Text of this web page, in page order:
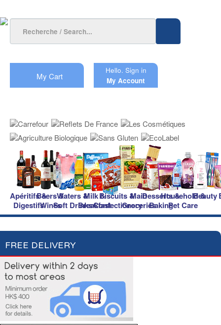
My Cart
Hello. Sign in
My Account
Apéritifs &
Digestifs
Beers &
Wines
Waters &
Soft Drinks
Milk &
Breakfast
Biscuits &
Confectionery
Main
Groceries
Desserts &
Baking
Household &
Pet Care
Beauty
FREE DELIVERY